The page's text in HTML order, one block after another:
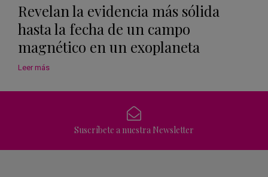
Revelan la evidencia más sólida
hasta la fecha de un campo
magnético en un exoplaneta
Leer más
Suscríbete a nuestra Newsletter